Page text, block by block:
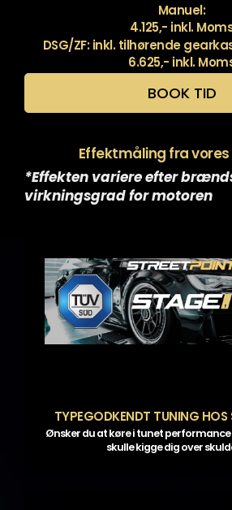
Manuel:
4.125,- inkl.
DSG/ZF: inkl. tilhørende
6.625,- inkl.
BOOK TID
Effektmåling fra
*Effekten variere efter
virkningsgrad for motoren
TYPEGODKENDT TUNING HOS
Ønsker du at køre i tunet performance
skulle kigge dig over